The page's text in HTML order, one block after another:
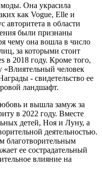
Она украсила
как Vogue, Elle и
авторитета в области
были признаны
чему она вошла в число
за которыми стоит
в 2018 году. Кроме того,
«Влиятельный человек
- свидетельство ее
ландшафт.
и вышла замуж за
в 2022 году. Вместе
детей, Ноя и Луну, а
деятельностью.
благотворительным
ее сострадательный
влияние на